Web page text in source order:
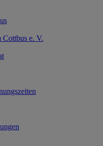
Cottbus e. V.